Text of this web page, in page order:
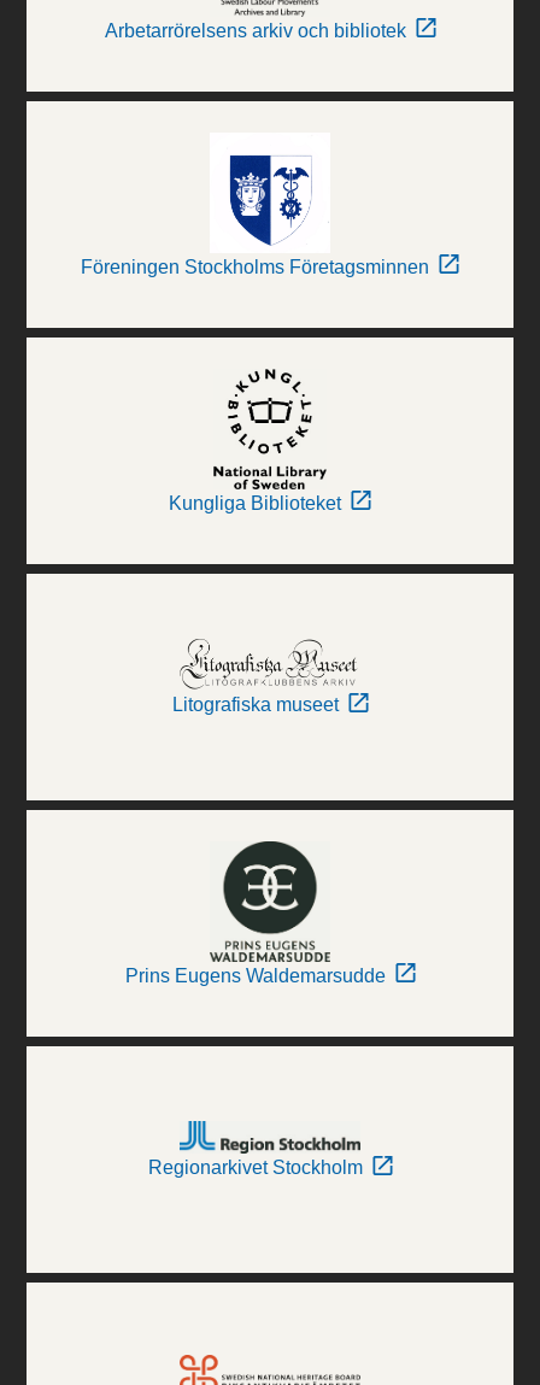
Arbetarrörelsens arkiv och bibliotek
Föreningen Stockholms Företagsminnen
Kungliga Biblioteket
Litografiska museet
Prins Eugens Waldemarsudde
Regionarkivet Stockholm